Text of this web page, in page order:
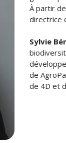
À partir
directrice
Sylvie
de
de 4D et